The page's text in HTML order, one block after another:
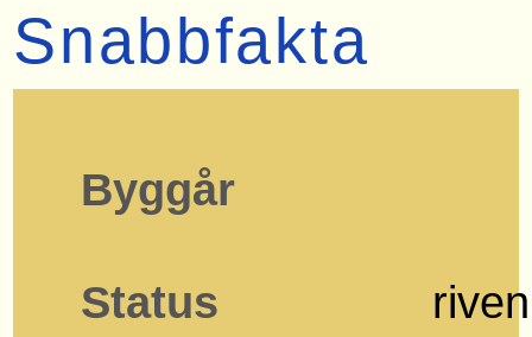
Snabbfakta
Byggår
Status riven